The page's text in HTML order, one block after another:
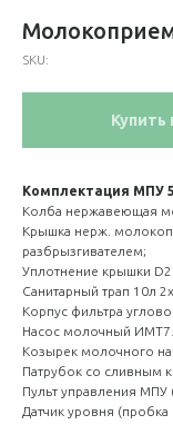
SKU:
Купить
Комплектация МПУ
Колба нержавеющая
Крышка нерж.
разбрызгивателем;
Уплотнение крышки
Санитарный трап 10л
Корпус фильтра
Насос молочный
Козырек молочного
Патрубок со сливным
Пульт управления МПУ
Датчик уровня (пробка